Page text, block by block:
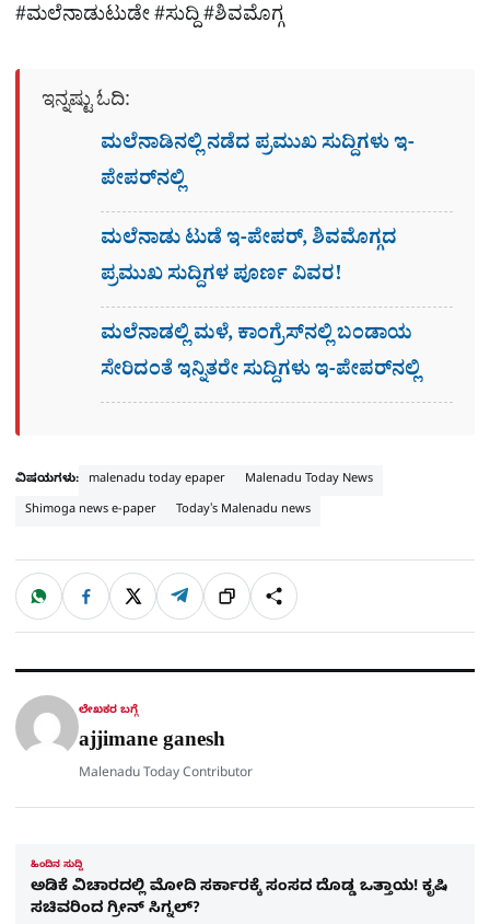
#ಮಲೆನಾಡುಟುಡೇ #ಸುದ್ದಿ #ಶಿವಮೊಗ್ಗ
ಇನ್ನಷ್ಟು ಓದಿ:
ಮಲೆನಾಡಿನಲ್ಲಿ ನಡೆದ ಪ್ರಮುಖ ಸುದ್ದಿಗಳು ಇ-
ಪೇಪರ್​​​​ನಲ್ಲಿ
ಮಲೆನಾಡು ಟುಡೆ ಇ-ಪೇಪರ್, ಶಿವಮೊಗ್ಗದ
ಪ್ರಮುಖ ಸುದ್ದಿಗಳ ಪೂರ್ಣ ವಿವರ!
ಮಲೆನಾಡಲ್ಲಿ ಮಳೆ, ಕಾಂಗ್ರೆಸ್​ನಲ್ಲಿ ಬಂಡಾಯ
ಸೇರಿದಂತೆ ಇನ್ನಿತರೇ ಸುದ್ದಿಗಳು ಇ-ಪೇಪರ್​​ನಲ್ಲಿ
ವಿಷಯಗಳು: malenadu today epaper
Malenadu Today News
Shimoga news e-paper
Today's Malenadu news
ಹಂಚಿಕೊಳ್ಳಿ
W
a
t
p
p
F
c
e
o
k
X T
l
e
a
m
ಲಿಂ
ಕ್
S
h
a
ಲೇಖಕರ ಬಗ್ಗೆ
ajjimane ganesh
Malenadu Today Contributor
ಹಿಂದಿನ ಸುದ್ದಿ
ಅಡಿಕೆ ವಿಚಾರದಲ್ಲಿ ಮೋದಿ ಸರ್ಕಾರಕ್ಕೆ ಸಂಸದ ದೊಡ್ಡ ಒತ್ತಾಯ! ಕೃಷಿ
ಸಚಿವರಿಂದ ಗ್ರೀನ್​ ಸಿಗ್ನಲ್​?